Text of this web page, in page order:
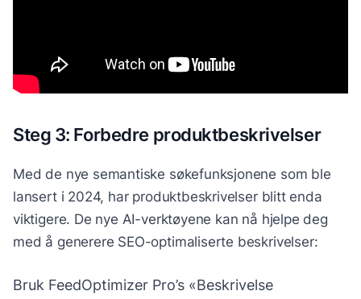
Steg 3: Forbedre produktbeskrivelser
Med de nye semantiske søkefunksjonene som ble
lansert i 2024, har produktbeskrivelser blitt enda
viktigere. De nye AI-verktøyene kan nå hjelpe deg
med å generere SEO-optimaliserte beskrivelser:
Bruk FeedOptimizer Pro’s «Beskrivelse